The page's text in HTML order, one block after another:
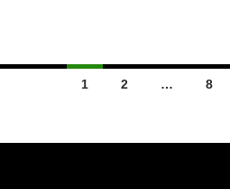
Beitragsnavigation
1 2 … 8